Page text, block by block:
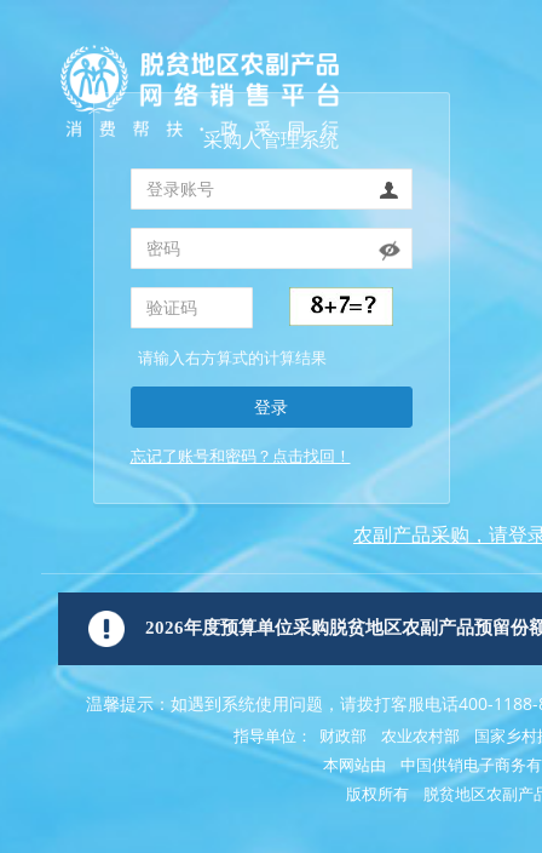
采购人管理系统
请输入右方算式的计算结果
登录
忘记了账号和密码？点击找回！
农副产品采购，请登
2026年度预算单位采购脱贫地区农副产品预留份
温馨提示：如遇到系统使用问题，请拨打客服电话400-
指导单位： 财政部 农业农村部 国家乡村
本网站由 中国供销电子商务
版权所有
脱贫地区农副产